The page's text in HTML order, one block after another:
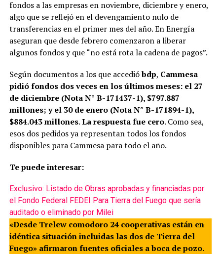
fondos a las empresas en noviembre, diciembre y enero,
algo que se reflejó en el devengamiento nulo de
transferencias en el primer mes del año. En Energía
aseguran que desde febrero comenzaron a liberar
algunos fondos y que “no está rota la cadena de pagos”.
Según documentos a los que accedióbdp, Cammesa
pidió fondos dos veces en los últimos meses: el 27
de diciembre (Nota N° B-171437-1), $797.887
millones; y el 30 de enero (Nota N° B-171894-1),
$884.043 millones.La respuesta fue cero. Como sea,
esos dos pedidos ya representan todos los fondos
disponibles para Cammesa para todo el año.
Te puede interesar:
Exclusivo: Listado de Obras aprobadas y financiadas por
el Fondo Federal FEDEI Para Tierra del Fuego que sería
auditado o eliminado por Milei
«Desde Trelew comodoro 24 cooperativas están en
idéntica situación incluidas las dos de Tierra del
Fuego» afirmaron fuentes oficiales a boca de pozo.